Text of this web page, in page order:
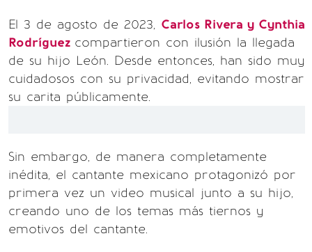
El 3 de agosto de 2023, Carlos Rivera y Cynthia
Rodríguez compartieron con ilusión la llegada
de su hijo León. Desde entonces, han sido muy
cuidadosos con su privacidad, evitando mostrar
su carita públicamente.
Sin embargo, de manera completamente
inédita, el cantante mexicano protagonizó por
primera vez un video musical junto a su hijo,
creando uno de los temas más tiernos y
emotivos del cantante.